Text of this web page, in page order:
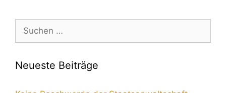
Neueste Beiträge